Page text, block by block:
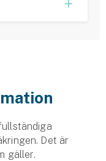
Det är
gäller.